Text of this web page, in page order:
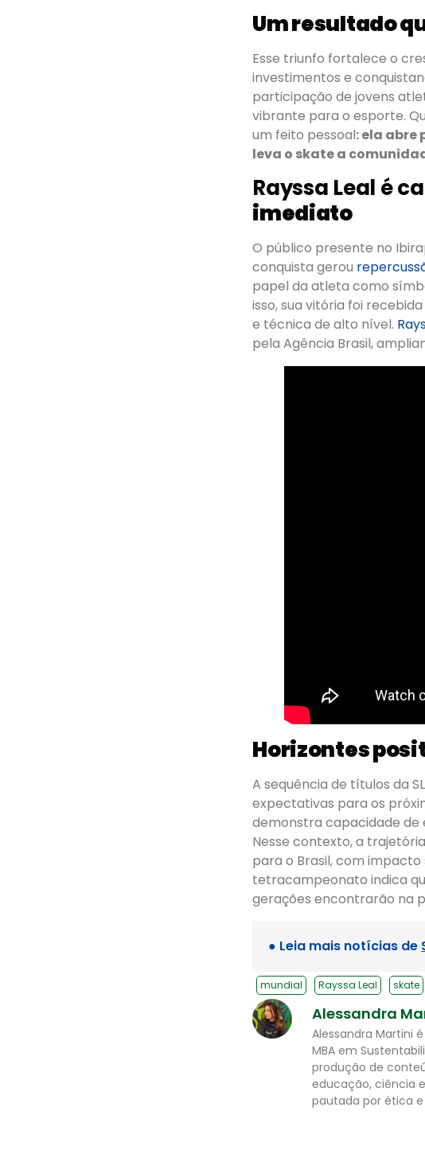
Um resultado
Esse triunfo fortalece o
investimentos e
participação de jovens
vibrante para o esporte.
um feito pessoal: ela
leva o skate a
Rayssa Leal é
imediato
O público presente no
conquista gerou
papel da atleta como
isso, sua vitória foi
e técnica de alto nível.
pela Agência Brasil,
Horizontes
A sequência de títulos da
expectativas para os
demonstra capacidade de
Nesse contexto, a
para o Brasil, com
tetracampeonato indica
gerações encontrarão na
● Leia mais notícias de
mundial Rayssa Leal skate
Alessandra
Alessandra Martini
MBA em
produção de
educação, ciência
pautada por ética